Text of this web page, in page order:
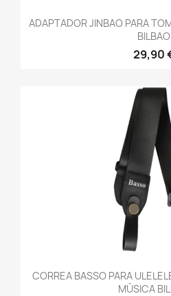
ADAPTADOR JINBAO PARA
BILBAO
29,90
CORREA BASSO PARA
MÚSICA